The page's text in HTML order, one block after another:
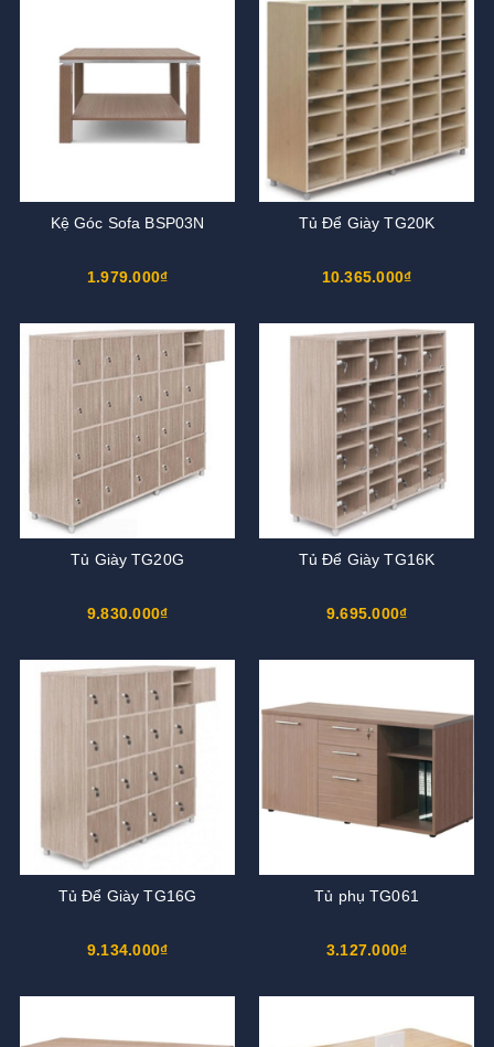
Kệ Góc Sofa BSP03N
1.979.000₫
Tủ Để Giày TG20K
10.365.000₫
Tủ Giày TG20G
9.830.000₫
Tủ Để Giày TG16K
9.695.000₫
Tủ Để Giày TG16G
9.134.000₫
Tủ phụ TG061
3.127.000₫